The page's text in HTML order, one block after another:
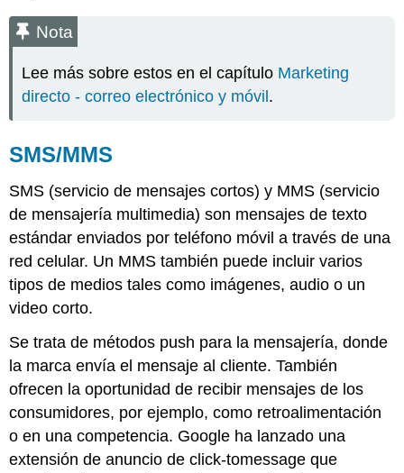
Aplicaciones
vs.
sitios
Push
Nota
Lee más sobre estos en el capítulo Marketing
directo - correo electrónico y móvil .
SMS/MMS
SMS (servicio de mensajes cortos) y MMS (servicio
de mensajería multimedia) son mensajes de texto
estándar enviados por teléfono móvil a través de una
red celular. Un MMS también puede incluir varios
tipos de medios tales como imágenes, audio o un
video corto.
Se trata de métodos push para la mensajería, donde
la marca envía el mensaje al cliente. También
ofrecen la oportunidad de recibir mensajes de los
consumidores, por ejemplo, como retroalimentación
o en una competencia. Google ha lanzado una
extensión de anuncio de click-tomessage que